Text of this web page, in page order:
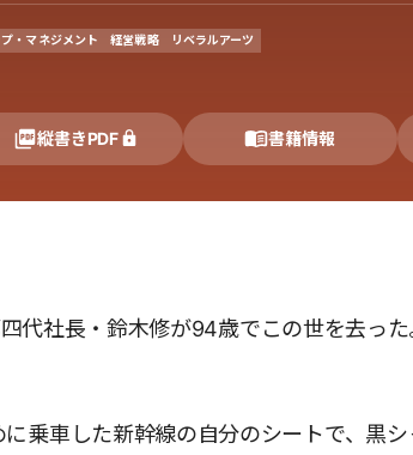
・マネジメント 経営戦略 リベラルアーツ
縦書きPDF 書籍情報
代社長・鈴木修が94歳でこの世を去っ
乗車した新幹線の自分のシートで、黒シ